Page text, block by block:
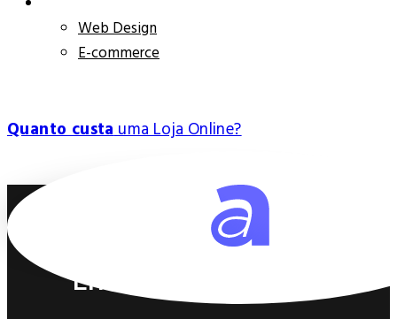
Web Design
E-commerce
Quanto custauma Loja Online?
Ver todos
Entre em contacto!